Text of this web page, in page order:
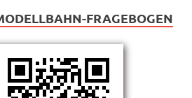
FRAGEBOGEN